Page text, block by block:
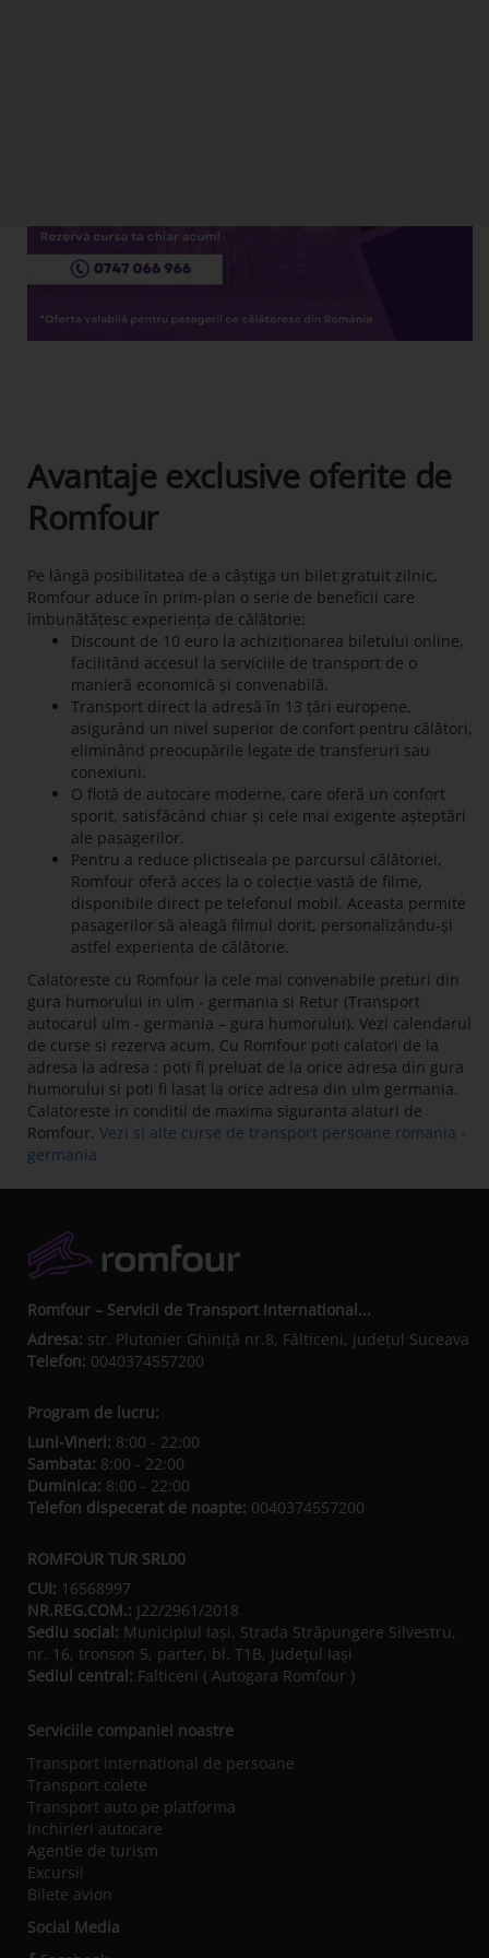
Avantaje exclusive oferite de
Romfour
Pe lângă posibilitatea de a câștiga un bilet gratuit zilnic,
Romfour aduce în prim-plan o serie de beneficii care
îmbunătățesc experiența de călătorie:
Discount de 10 euro la achiziționarea biletului online,
facilitând accesul la serviciile de transport de o
manieră economică și convenabilă.
Transport direct la adresă în 13 țări europene,
asigurând un nivel superior de confort pentru călători,
eliminând preocupările legate de transferuri sau
conexiuni.
O flotă de autocare moderne, care oferă un confort
sporit, satisfăcând chiar și cele mai exigente așteptări
ale pasagerilor.
Pentru a reduce plictiseala pe parcursul călătoriei,
Romfour oferă acces la o colecție vastă de filme,
disponibile direct pe telefonul mobil. Aceasta permite
pasagerilor să aleagă filmul dorit, personalizându-și
astfel experiența de călătorie.
Calatoreste cu Romfour la cele mai convenabile preturi din
gura humorului in ulm - germania si Retur (Transport
autocarul ulm - germania – gura humorului). Vezi calendarul
de curse si rezerva acum. Cu Romfour poti calatori de la
adresa la adresa : poti fi preluat de la orice adresa din gura
humorului si poti fi lasat la orice adresa din ulm germania.
Calatoreste in conditii de maxima siguranta alaturi de
Romfour. Vezi si alte curse de transport persoane romania -
germania
Romfour – Servicii de Transport International...
Adresa: str. Plutonier Ghiniţă nr.8, Fălticeni, judeţul Suceava
Telefon: 0040374557200
Program de lucru:
Luni-Vineri: 8:00 - 22:00
Sambata: 8:00 - 22:00
Duminica: 8:00 - 22:00
Telefon dispecerat de noapte: 0040374557200
ROMFOUR TUR SRL00
CUI: 16568997
NR.REG.COM.: J22/2961/2018
Sediu social: Municipiul Iaşi, Strada Străpungere Silvestru,
nr. 16, tronson 5, parter, bl. T1B, Județul Iaşi
Sediul central: Falticeni ( Autogara Romfour )
Serviciile companiei noastre
Transport international de persoane
Transport colete
Transport auto pe platforma
Inchirieri autocare
Agentie de turism
Excursii
Bilete avion
Social Media